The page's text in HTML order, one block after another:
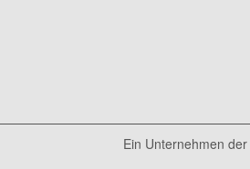
Ein Unternehmen der